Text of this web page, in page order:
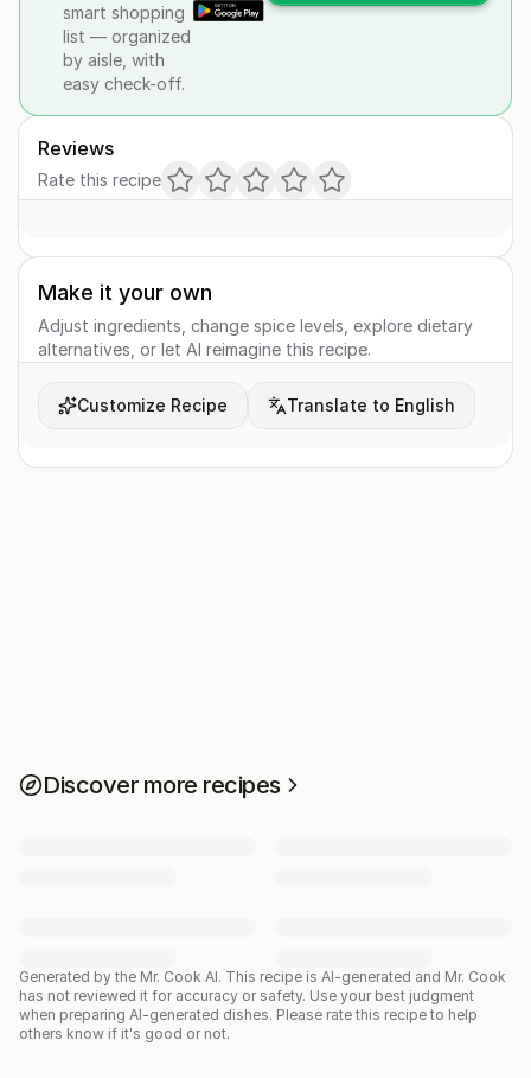
smart shopping
list — organized
by aisle, with
easy check-off.
Reviews
Rate this recipe
Make it your own
Adjust ingredients, change spice levels, explore dietary
alternatives, or let AI reimagine this recipe.
Customize Recipe Translate to English
Discover more recipes
Generated by the Mr. Cook AI. This recipe is AI-generated and Mr. Cook
has not reviewed it for accuracy or safety. Use your best judgment
when preparing AI-generated dishes. Please rate this recipe to help
others know if it's good or not.